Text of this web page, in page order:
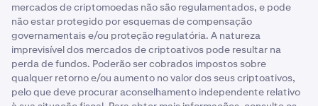
mercados de criptomoedas não são regulamentados, e pode
não estar protegido por esquemas de compensação
governamentais e/ou proteção regulatória. A natureza
imprevisível dos mercados de criptoativos pode resultar na
perda de fundos. Poderão ser cobrados impostos sobre
qualquer retorno e/ou aumento no valor dos seus criptoativos,
pelo que deve procurar aconselhamento independente relativo